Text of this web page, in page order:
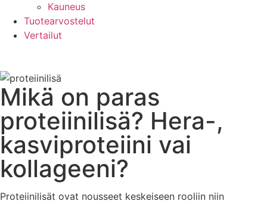
Kauneus
Tuotearvostelut
Vertailut
Mikä on paras
proteiinilisä? Hera-,
kasviproteiini vai
kollageeni?
Proteiinilisät ovat nousseet keskeiseen rooliin niin